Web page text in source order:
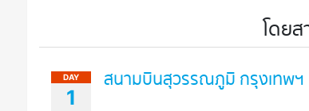
โดยส
DAY
1
สนามบินสุวรรณภูมิ กรุงเทพฯ